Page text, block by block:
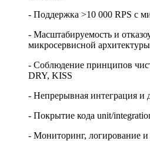
- Поддержка >10 000 RPS с
- Масштабируемость и
микросервисной архитектуры
- Соблюдение принципов
DRY, KISS
- Непрерывная интеграция и
- Покрытие кода unit/
- Мониторинг, логирование